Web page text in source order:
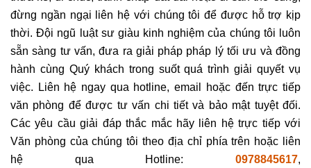
đừng ngần ngại liên hệ với chúng tôi để được hỗ trợ kịp
thời. Đội ngũ luật sư giàu kinh nghiệm của chúng tôi luôn
sẵn sàng tư vấn, đưa ra giải pháp pháp lý tối ưu và đồng
hành cùng Quý khách trong suốt quá trình giải quyết vụ
việc. Liên hệ ngay qua hotline, email hoặc đến trực tiếp
văn phòng để được tư vấn chi tiết và bảo mật tuyệt đối.
Các yêu cầu giải đáp thắc mắc hãy liên hệ trực tiếp với
Văn phòng của chúng tôi theo địa chỉ phía trên hoặc liên
hệ qua Hotline: 0978845617,